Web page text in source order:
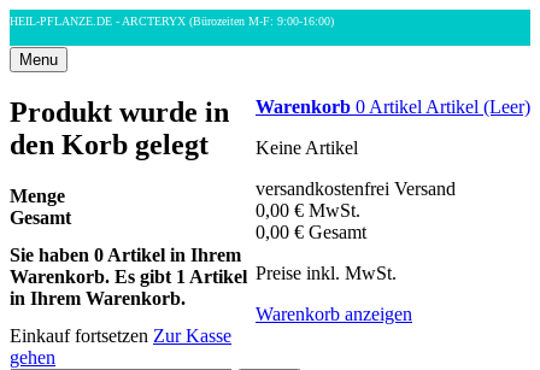
HEIL-PFLANZE.DE - ARCTERYX (Bürozeiten M-F: 9:00-16:00)
Menu
Warenkorb 0 Artikel Artikel (Leer)
Keine Artikel
versandkostenfrei Versand
0,00 € MwSt.
0,00 € Gesamt
Preise inkl. MwSt.
Warenkorb anzeigen
Produkt wurde in
den Korb gelegt
Menge
Gesamt
Sie haben 0 Artikel in Ihrem
Warenkorb. Es gibt 1 Artikel
in Ihrem Warenkorb.
Einkauf fortsetzen Zur Kasse
gehen